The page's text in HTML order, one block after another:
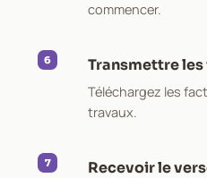
commencer.
Transmettre
Téléchargez les
travaux.
Recevoir le